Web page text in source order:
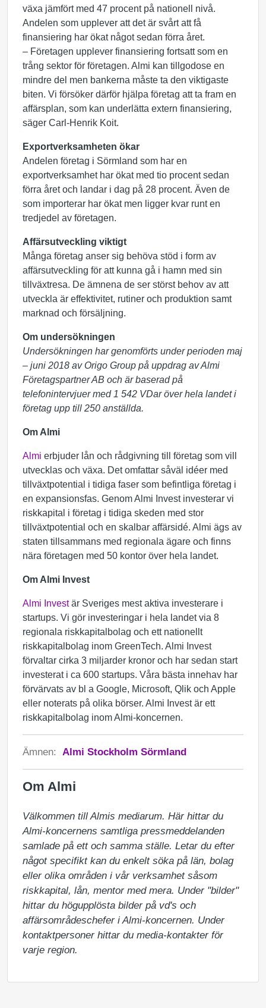
växa jämfört med 47 procent på nationell nivå.
Andelen som upplever att det är svårt att få
finansiering har ökat något sedan förra året.
– Företagen upplever finansiering fortsatt som en
trång sektor för företagen. Almi kan tillgodose en
mindre del men bankerna måste ta den viktigaste
biten. Vi försöker därför hjälpa företag att ta fram en
affärsplan, som kan underlätta extern finansiering,
säger Carl-Henrik Koit.
Exportverksamheten ökar
Andelen företag i Sörmland som har en
exportverksamhet har ökat med tio procent sedan
förra året och landar i dag på 28 procent. Även de
som importerar har ökat men ligger kvar runt en
tredjedel av företagen.
Affärsutveckling viktigt
Många företag anser sig behöva stöd i form av
affärsutveckling för att kunna gå i hamn med sin
tillväxtresa. De ämnena de ser störst behov av att
utveckla är effektivitet, rutiner och produktion samt
marknad och försäljning.
Om undersökningen
Undersökningen har genomförts under perioden maj
– juni 2018 av Origo Group på uppdrag av Almi
Företagspartner AB och är baserad på
telefonintervjuer med 1 542 VDar över hela landet i
företag upp till 250 anställda.
Om Almi
Almi erbjuder lån och rådgivning till företag som vill
utvecklas och växa. Det omfattar såväl idéer med
tillväxtpotential i tidiga faser som befintliga företag i
en expansionsfas. Genom Almi Invest investerar vi
riskkapital i företag i tidiga skeden med stor
tillväxtpotential och en skalbar affärsidé. Almi ägs av
staten tillsammans med regionala ägare och finns
nära företagen med 50 kontor över hela landet.
Om Almi Invest
Almi Investär Sveriges mest aktiva investerare i
startups. Vi gör investeringar i hela landet via 8
regionala riskkapitalbolag och ett nationellt
riskkapitalbolag inom GreenTech. Almi Invest
förvaltar cirka 3 miljarder kronor och har sedan start
investerat i ca 600 startups. Våra bästa innehav har
förvärvats av bl a Google, Microsoft, Qlik och Apple
eller noterats på olika börser. Almi Invest är ett
riskkapitalbolag inom Almi-koncernen.
Ämnen: Almi Stockholm Sörmland
Om Almi
Välkommen till Almis mediarum. Här hittar du
Almi-koncernens samtliga pressmeddelanden
samlade på ett och samma ställe. Letar du efter
något specifikt kan du enkelt söka på län, bolag
eller olika områden i vår verksamhet såsom
riskkapital, lån, mentor med mera. Under "bilder"
hittar du högupplösta bilder på vd's och
affärsområdeschefer i Almi-koncernen. Under
kontaktpersoner hittar du media-kontakter för
varje region.